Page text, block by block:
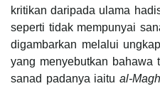
kritikan daripada ulama
seperti tidak mempunyai
digambarkan melalui
yang menyebutkan bahawa
sanad padanya iaitu al-